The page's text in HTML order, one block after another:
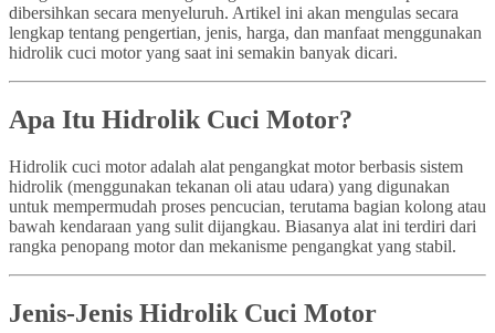
dibersihkan secara menyeluruh. Artikel ini akan mengulas secara
lengkap tentang pengertian, jenis, harga, dan manfaat menggunakan
hidrolik cuci motor yang saat ini semakin banyak dicari.
Apa Itu Hidrolik Cuci Motor?
Hidrolik cuci motor adalah alat pengangkat motor berbasis sistem
hidrolik (menggunakan tekanan oli atau udara) yang digunakan
untuk mempermudah proses pencucian, terutama bagian kolong atau
bawah kendaraan yang sulit dijangkau. Biasanya alat ini terdiri dari
rangka penopang motor dan mekanisme pengangkat yang stabil.
Jenis-Jenis Hidrolik Cuci Motor